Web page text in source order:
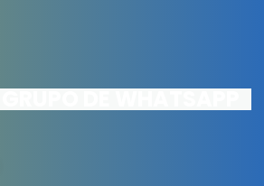
DE WHATSAPP